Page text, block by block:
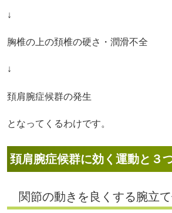
↓
胸椎の上の頚椎の硬さ・潤滑不全
↓
頚肩腕症候群の発生
となってくるわけです。
頚肩腕症候群に効く運動と３
関節の動きを良くする腕立